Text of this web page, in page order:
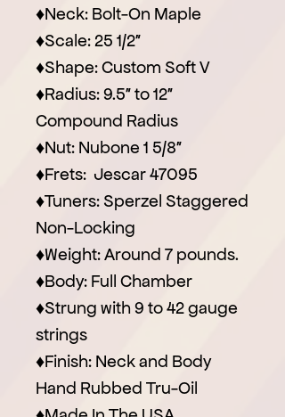
♦Neck: Bolt-On Maple
♦Scale: 25 1/2″
♦Shape: Custom Soft V
♦Radius: 9.5″ to 12″
Compound Radius
♦Nut: Nubone 1 5/8″
♦Frets: Jescar 47095
♦Tuners: Sperzel Staggered
Non-Locking
♦Weight: Around 7 pounds.
♦Body: Full Chamber
♦Strung with 9 to 42 gauge
strings
♦Finish: Neck and Body
Hand Rubbed Tru-Oil